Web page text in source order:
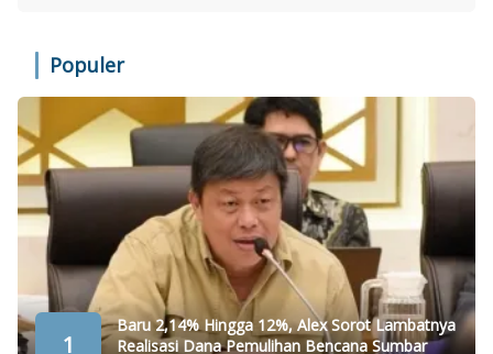
Populer
1
Baru 2,14% Hingga 12%, Alex Sorot Lambatnya
Realisasi Dana Pemulihan Bencana Sumbar